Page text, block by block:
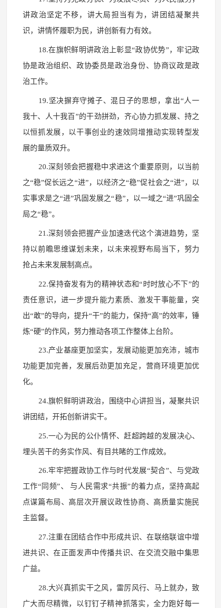
讲政治坚定不移，讲大局担当有为，讲团结凝聚共
识，讲情怀履职为民，讲创新有力有效。
18.在旗帜鲜明讲政治上彰显“政协优势”，牢记政
协是政治组织、政协委员是政治身份、协商议政是政
治工作。
19.坚决摒弃守摊子、混日子的思想，拿出“人一
我十、人十我百”的干劲拼劲，齐心协力抓发展、持之
以恒抓发展，以干事创业的速效同增推动实现转型发
展的量质双升。
20.深刻领会把握稳中求进这个重要原则，以当前
之“稳”促长远之“进”，以经济之“稳”促社会之“进”，以
实事求是之“进”巩固发展之“稳”，以一域之“进”巩固全
局之“稳”。
21.深刻领会把握产业加速迭代这个演进趋势，坚
持以前瞻思维谋划未来，以未来视野布局当下，努力
抢占未来发展制高点。
22.保持奋发有为的精神状态和“时时放心不下”的
责任意识，进一步提升能力素质、激发干事能量，突
出“敢”的导向，提升“干”的能力，保持“高”的效率，锤
炼“硬”的作风，努力推动各项工作整体上台阶。
23.产业基座更加坚实，发展动能更加充沛，城市
功能更加完善，发展后劲更加充足，营商环境更加优
化。
24.旗帜鲜明讲政治，围绕中心讲担当，凝聚共识
讲团结，开拓创新讲实干。
25.一心为民的公仆情怀、赶超跨越的发展决心、
埋头苦干的务实作风、有目共睹的工作成效。
26.牢牢把握政协工作与时代发展“契合”、与党政
工作“同频”、 与人民需求“共振”的着力点，坚持高起
点谋篇布局、高层次开展议政性协商、高质量实施民
主监督。
27.注重在团结合作中形成共识、在联络联谊中增
进共识、在正面发声中传播共识、在交流交融中集思
广益。
28.大兴真抓实干之风，雷厉风行、马上就办，致
广大而尽精微，以钉钉子精神抓落实，全力跑好每一